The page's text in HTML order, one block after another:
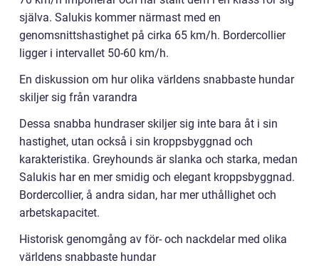
själva. Salukis kommer närmast med en
genomsnittshastighet på cirka 65 km/h. Bordercollier
ligger i intervallet 50-60 km/h.
En diskussion om hur olika världens snabbaste hundar
skiljer sig från varandra
Dessa snabba hundraser skiljer sig inte bara åt i sin
hastighet, utan också i sin kroppsbyggnad och
karakteristika. Greyhounds är slanka och starka, medan
Salukis har en mer smidig och elegant kroppsbyggnad.
Bordercollier, å andra sidan, har mer uthållighet och
arbetskapacitet.
Historisk genomgång av för- och nackdelar med olika
världens snabbaste hundar